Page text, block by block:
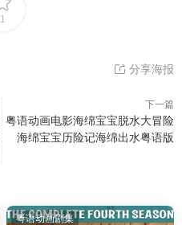
1
分享海报
下一篇
粤语动画电影海绵宝宝脱水大冒险
海绵宝宝历险记海绵出水粤语版
粤语动画剧集